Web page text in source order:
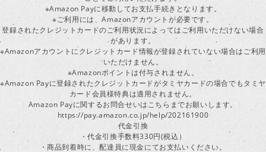
※Amazon Payに移動してお支払手続きとなります。
※ご利用には、Amazonアカウントが必要です。
登録されたクレジットカードのご利用状況によってはご利用いただけない場合
があります。
※Amazonアカウントにクレジットカード情報が登録されていない場合はご利用
いただけません。
※Amazonポイントは付与されません。
※Amazon Payに登録されたクレジットカードがタミヤカードの場合でもタミヤ
カード会員様特典は適用されません。
Amazon Payに関するお問合せいはこちらまでお願いします。
https://pay.amazon.co.jp/help/202161900
代金引換
・代金引換手数料330円(税込）
・商品到着時に、配達員に現金にてお支払いください。